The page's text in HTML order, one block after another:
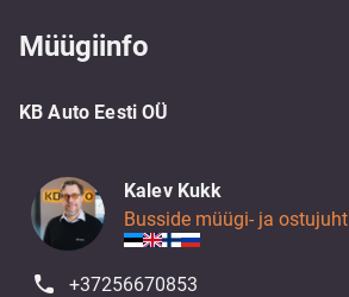
Müügiinfo
KB Auto Eesti OÜ
Kalev Kukk
Busside müügi- ja ostujuht
+37256670853